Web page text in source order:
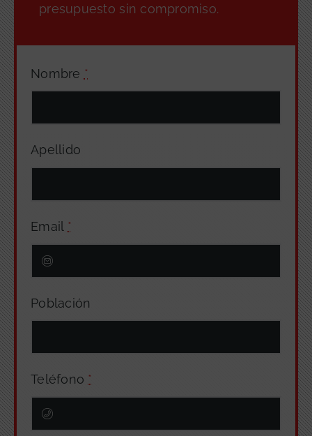
Nombre *
Apellido
Email *
Población
Teléfono *
presupuesto sin compromiso.